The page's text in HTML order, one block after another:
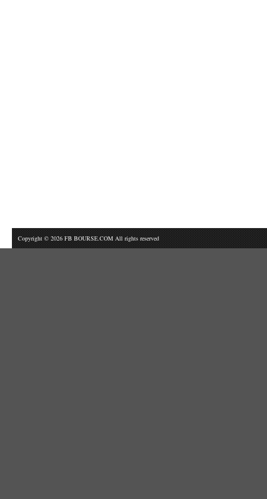
Copyright © 2026 FB BOURSE.COM All rights reserved